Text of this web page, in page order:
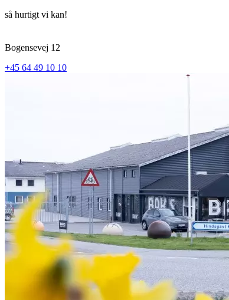
så hurtigt vi kan!
Bogensevej 12
+45 64 49 10 10